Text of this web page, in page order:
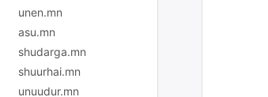
unen.mn
asu.mn
shudarga.mn
shuurhai.mn
unuudur.mn